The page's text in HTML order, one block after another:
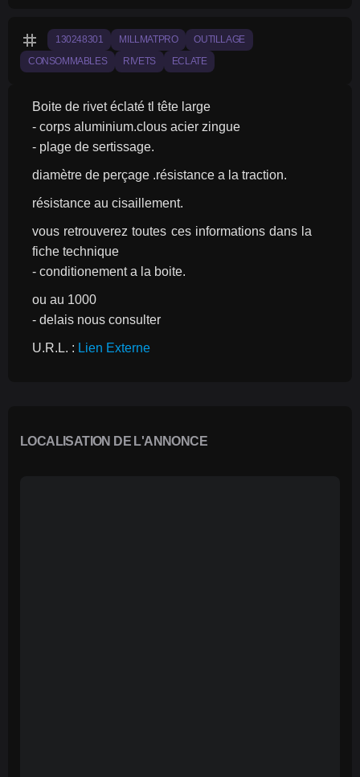
tag 130248301 MILLMATPRO OUTILLAGE
CONSOMMABLES RIVETS ECLATE
Boite de rivet éclaté tl tête large
- corps aluminium.clous acier zingue
- plage de sertissage.
diamètre de perçage .résistance a la traction.
résistance au cisaillement.
vous retrouverez toutes ces informations dans la
fiche technique
- conditionement a la boite.
ou au 1000
- delais nous consulter
U.R.L. : Lien Externe
LOCALISATION DE L'ANNONCE